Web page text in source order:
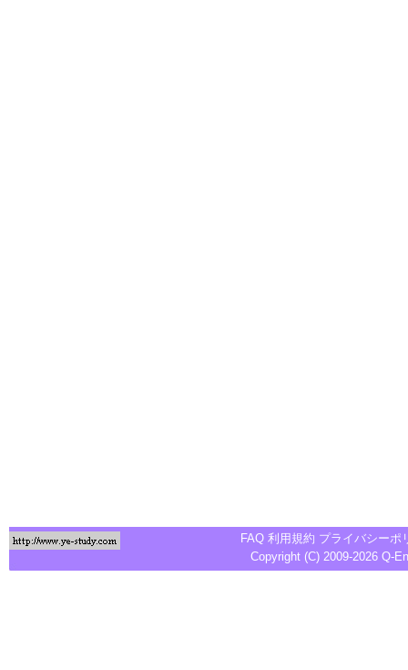
FAQ 利用規約 プライバシーポ
Copyright (C) 2009-2026 Q-